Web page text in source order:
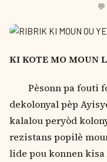
KI KOTE MO MOUN
Pѐsonn pa fouti
dekolonyal pѐp
kalalou peryòd
rezistans popilѐ
lide pou konnen